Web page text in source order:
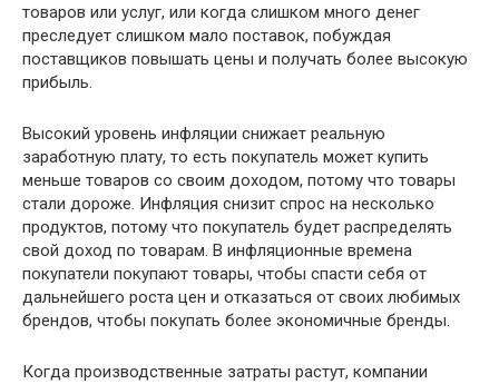
товаров или услуг, или когда слишком много денег
преследует слишком мало поставок, побуждая
поставщиков повышать цены и получать более высокую
прибыль.
Высокий уровень инфляции снижает реальную
заработную плату, то есть покупатель может купить
меньше товаров со своим доходом, потому что товары
стали дороже. Инфляция снизит спрос на несколько
продуктов, потому что покупатель будет распределять
свой доход по товарам. В инфляционные времена
покупатели покупают товары, чтобы спасти себя от
дальнейшего роста цен и отказаться от своих любимых
брендов, чтобы покупать более экономичные бренды.
Когда производственные затраты растут, компании